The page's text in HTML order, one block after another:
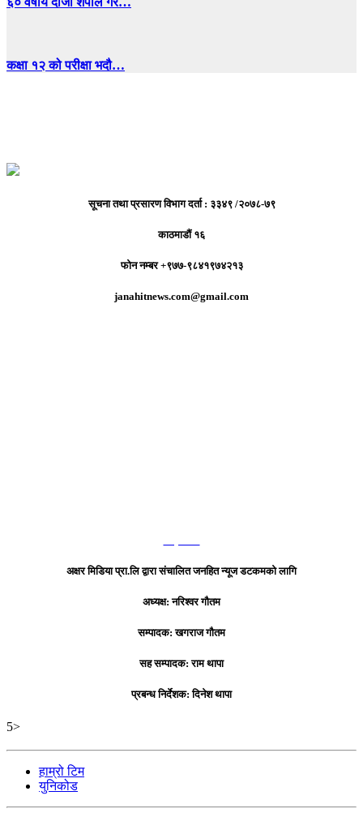
कक्षा १२ को परीक्षा भदौ…
सूचना तथा प्रसारण विभाग दर्ता : ३३४९ /२०७८-७९
काठमाडौं १६
फोन नम्बर +९७७-९८४१९७४२१३
janahitnews.com@gmail.com
अक्षर मिडिया प्रा.लि द्वारा संचालित जनहित न्यूज डटकमको लागि
अध्यक्ष: नरिश्वर गौतम
सम्पादक: खगराज गौतम
सह सम्पादक: राम थापा
प्रबन्ध निर्देशक: दिनेश थापा
5>
हाम्रो टिम
युनिकोड